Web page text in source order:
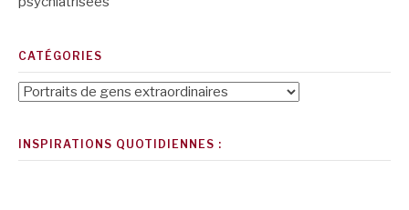
CATÉGORIES
Catégories
INSPIRATIONS QUOTIDIENNES :